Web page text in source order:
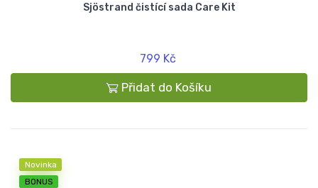
Sjöstrand čistící sada Care Kit
799 Kč
Přidat do Košíku
Novinka
BONUS